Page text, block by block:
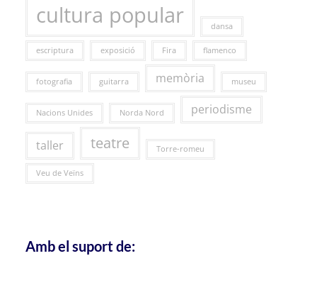
cultura popular dansa
escriptura exposició Fira flamenco
fotografia guitarra memòria museu
Nacions Unides Norda Nord periodisme
taller teatre Torre-romeu
Veu de Veïns
Amb el suport de: